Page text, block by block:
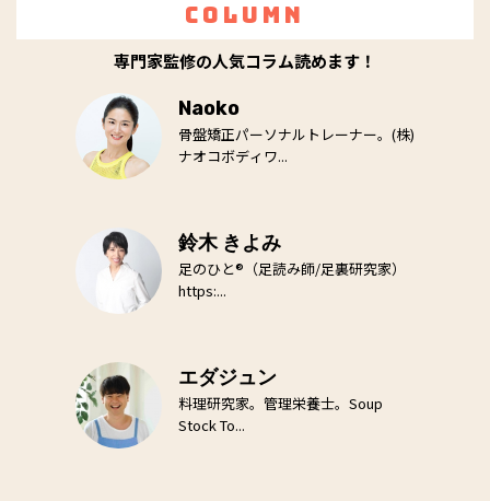
Column
専門家監修の人気コラム読めます！
Naoko
骨盤矯正パーソナルトレーナー。(株)
ナオコボディワ...
鈴木 きよみ
足のひと®（足読み師/足裏研究家）
https:...
エダジュン
料理研究家。管理栄養士。Soup
Stock To...